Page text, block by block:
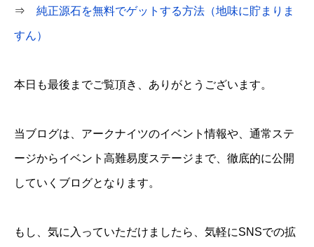
⇒ 純正源石を無料でゲットする方法（地味に貯まりま
すん）
本日も最後までご覧頂き、ありがとうございます。
当ブログは、アークナイツのイベント情報や、通常ステ
ージからイベント高難易度ステージまで、徹底的に公開
していくブログとなります。
もし、気に入っていただけましたら、気軽にSNSでの拡